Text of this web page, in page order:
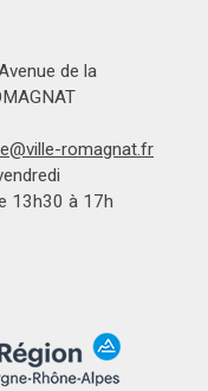
de la
romagnat.fr
13h30 à 17h